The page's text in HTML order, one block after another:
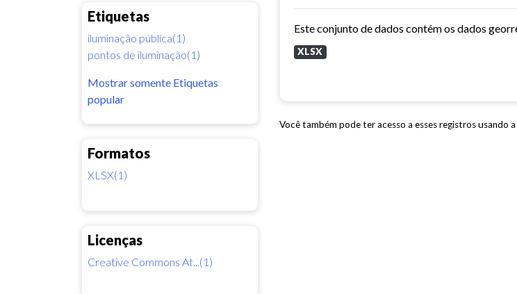
Etiquetas
iluminação pública(1)
pontos de iluminação(1)
Mostrar somente Etiquetas
popular
Formatos
XLSX(1)
Licenças
Creative Commons At...(1)
XLSX
Você também pode ter acesso a esses registros usando a